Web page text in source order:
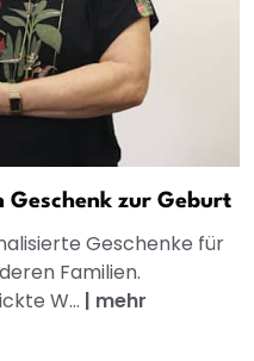
Geschenk zur Geburt
Geschenke für
Familien.
W... | mehr